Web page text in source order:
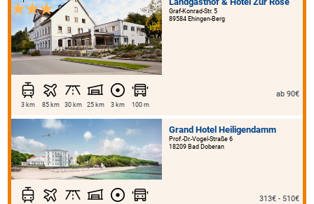
Graf-Konrad-Str. 5
89584 Ehingen-Berg
3 km 85 km 30 km 25 km 3 km 100 m
ab 90€
Grand Hotel Heiligendamm
Prof.-Dr.-Vogel-Straße 6
18209 Bad Doberan
313€ - 510€